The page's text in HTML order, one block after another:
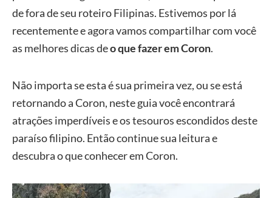
de fora de seu roteiro Filipinas. Estivemos por lá
recentemente e agora vamos compartilhar com você
as melhores dicas deo que fazer em Coron.
Não importa se esta é sua primeira vez, ou se está
retornando a Coron, neste guia você encontrará
atrações imperdíveis e os tesouros escondidos deste
paraíso filipino. Então continue sua leitura e
descubra o que conhecer em Coron.